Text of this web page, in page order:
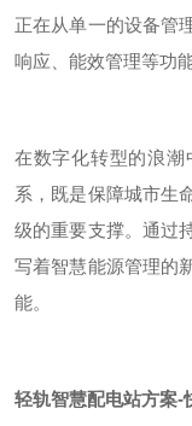
正在从单一的设备管
响应、能效管理等功
在数字化转型的浪
系，既是保障城市生
级的重要支撑。通过
写着智慧能源管理的
能。
轻轨智慧配电站方案-